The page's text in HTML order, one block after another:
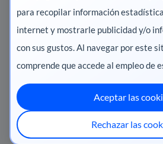
Salud animal
Salud vegetal
para recopilar información
internet y mostrarle publicidad y/o
con sus gustos. Al navegar por este
comprende que accede al empleo de
Aceptar las
Rechazar las